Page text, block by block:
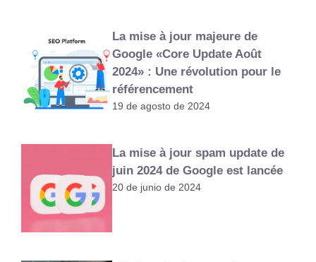
La mise à jour majeure de
Google «Core Update Août
2024» : Une révolution pour le
référencement
19 de agosto de 2024
La mise à jour spam update de
juin 2024 de Google est lancée
20 de junio de 2024